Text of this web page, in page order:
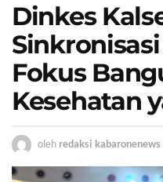
Dinkes
Fokus
Kesehatan
oleh redaksi kabaronenews